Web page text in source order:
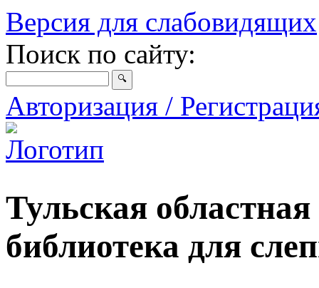
Версия для слабовидящих
Поиск по сайту:
Авторизация /
Тульская
библиотека для